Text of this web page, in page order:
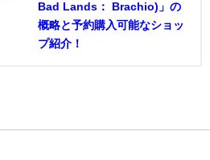
Bad Lands： Brachio)」の
概略と予約購入可能なショッ
プ紹介！